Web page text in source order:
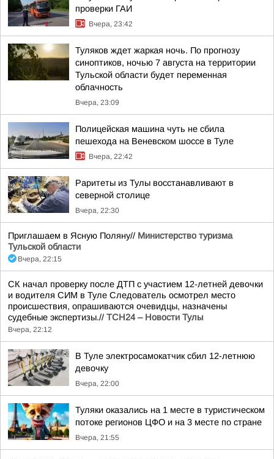
проверки ГАИ
Вчера, 23:42
Туляков ждет жаркая ночь. По прогнозу
синоптиков, ночью 7 августа на территории
Тульской области будет переменная
облачность
Вчера, 23:09
Полицейская машина чуть не сбила
пешехода на Веневском шоссе в Туле
Вчера, 22:42
Раритеты из Тулы восстанавливают в
северной столице
Вчера, 22:30
Приглашаем в Ясную Поляну// Министерство туризма
Тульской области
Вчера, 22:15
СК начал проверку после ДТП с участием 12-летней девочки
и водителя СИМ в Туле Следователь осмотрел место
происшествия, опрашиваются очевидцы, назначены
судебные экспертизы.// ТСН24 – Новости Тулы
Вчера, 22:12
В Туле электросамокатчик сбил 12-летнюю
девочку
Вчера, 22:00
Туляки оказались на 1 месте в туристическом
потоке регионов ЦФО и на 3 месте по стране
Вчера, 21:55